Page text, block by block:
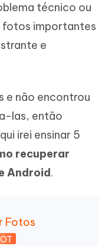
técnico ou
fotos importantes
e
e não encontrou
las, então
irei ensinar 5
recuperar
Android.
Fotos